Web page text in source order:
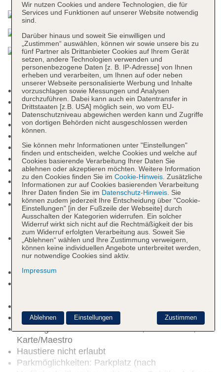
Kurtaxe/Ökotaxe/Touristensteuer zahlbar vor Ort
Adults-only-Bereich: ab 16 Jahre
Nichtraucherhotel
Check-in Zeit ab 15:00 Uhr
Check-out Zeit bis 11:00 Uhr
Hoteleröffnung: 2000
Letzte Komplettrenovierung: 2018
Rezeption: täglich, Sprachen: englisch
Lift
Pools: 2
Pool „Main Pool“: ohne Gebühr, Outdoor,
Meerwasser, Liegestühle: ohne Gebühr,
Sonnenschirme: ohne Gebühr
Pool „Pool“: Outdoor, Meerwasser, integrierter
Kinder/Babypool, Liegestühle: ohne Gebühr,
Sonnenschirme: ohne Gebühr
Badetücher: ohne Gebühr
Gepäckservice
Zahlungsarten: TUI Card / VISA, MasterCard, EC
Karte/Maestro
Haustiere nicht erlaubt
Parkmöglichkeiten: Parkplatz (nach
Wir nutzen Cookies und andere Technologien, die für
Services und Funktionen auf unserer Website notwendig
sind.
Darüber hinaus und soweit Sie einwilligen und
„Zustimmen“ auswählen, können wir sowie unsere bis zu
fünf Partner als Drittanbieter Cookies auf Ihrem Gerät
setzen, andere Technologien verwenden und
personenbezogene Daten [z. B. IP-Adresse] von Ihnen
erheben und verarbeiten, um Ihnen auf oder neben
unserer Webseite personalisierte Werbung und Inhalte
vorzuschlagen sowie Messungen und Analysen
durchzuführen. Dabei kann auch ein Datentransfer in
Drittstaaten [z.B. USA] möglich sein, wo vom EU-
Datenschutzniveau abgewichen werden kann und Zugriffe
von dortigen Behörden nicht ausgeschlossen werden
können.
Sie können mehr Informationen unter "Einstellungen"
finden und entscheiden, welche Cookies und welche auf
Cookies basierende Verarbeitung Ihrer Daten Sie
ablehnen oder akzeptieren möchten. Weitere Information
zu den Cookies finden Sie im Cookie-Hinweis. Zusätzliche
Informationen zur auf Cookies basierenden Verarbeitung
Ihrer Daten finden Sie im Datenschutz-Hinweis. Sie
können zudem jederzeit Ihre Entscheidung über "Cookie-
Einstellungen" [in der Fußzeile der Webseite] durch
Ausschalten der Kategorien widerrufen. Ein solcher
Widerruf wirkt sich nicht auf die Rechtmäßigkeit der bis
zum Widerruf erfolgten Verarbeitung aus. Soweit Sie
„Ablehnen“ wählen und Ihre Zustimmung verweigern,
können keine individuellen Angebote unterbreitet werden,
nur notwendige Cookies sind aktiv.
Impressum
Zustimmen
Ablehnen Einstellungen